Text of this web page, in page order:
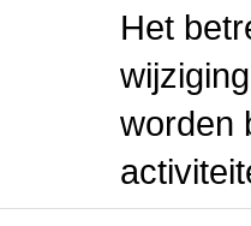
Het
worden